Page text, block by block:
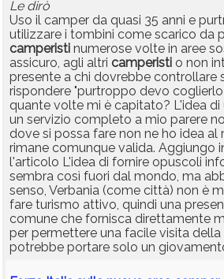
Le dirò
Uso il camper da quasi 35 anni e
utilizzare i tombini come scarico da
camperisti numerose volte in aree
assicuro, agli altri camperisti o non
presente a chi dovrebbe controllare
rispondere "purtroppo devo coglierlo
quante volte mi è capitato? L'idea di
un servizio completo a mio parere
dove si possa fare non ne ho idea
rimane comunque valida. Aggiungo
l'articolo L'idea di fornire opuscoli
sembra così fuori dal mondo, ma
senso, Verbania (come città) non è
fare turismo attivo, quindi una
comune che fornisca direttamente
per permettere una facile visita
potrebbe portare solo un